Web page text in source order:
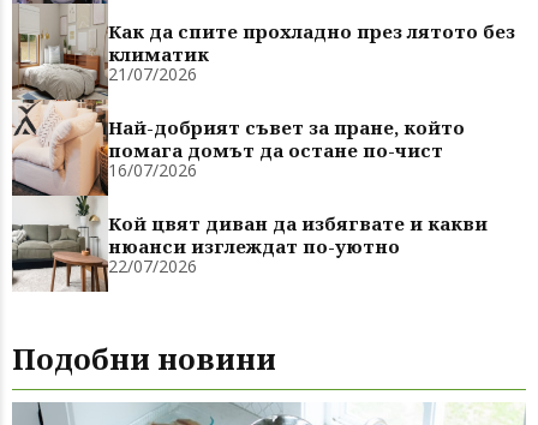
Как да спите прохладно през лятото без
климатик
21/07/2026
Най-добрият съвет за пране, който
помага домът да остане по-чист
16/07/2026
Кой цвят диван да избягвате и какви
нюанси изглеждат по-уютно
22/07/2026
Подобни новини